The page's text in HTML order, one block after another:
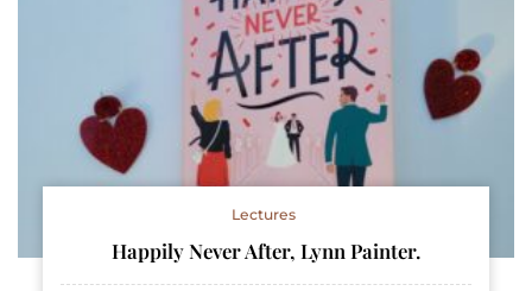
Lectures
Happily Never After, Lynn Painter.